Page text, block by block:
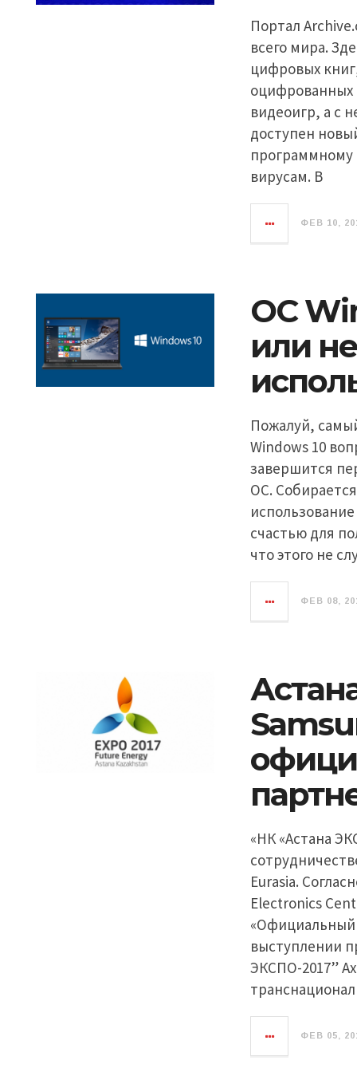
Портал
всего мира.
цифровых
оцифрованных
видеоигр, а с
доступен
вирусам. В
ФЕВ 10,
ОС
или
Пожалуй,
Windows 10
завершится
ОС.
счастью для
что этого не
ФЕВ 08,
«НК «Астана
Eurasia.
Electronics
«Официальный
выступлении
ЭКСПО-2017”
ФЕВ 05,